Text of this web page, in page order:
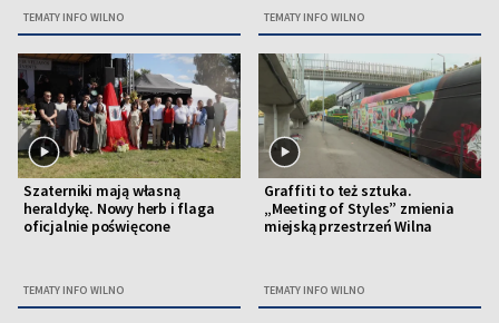
TEMATY INFO WILNO TEMATY INFO WILNO
Szaterniki mają własną
heraldykę. Nowy herb i flaga
oficjalnie poświęcone
TEMATY INFO WILNO
Graffiti to też sztuka.
„Meeting of Styles” zmienia
miejską przestrzeń Wilna
TEMATY INFO WILNO